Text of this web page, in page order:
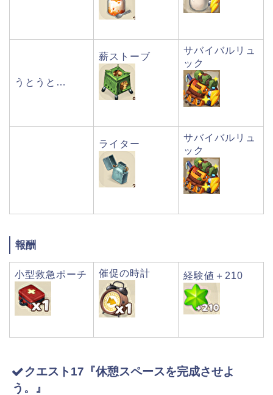
うとうと…
薪ストーブ
サバイバルリュ
ック
ライター
サバイバルリュ
ック
報酬
小型救急ポーチ 催促の時計 経験値＋210
クエスト17『休憩スペースを完成させよ
う。』